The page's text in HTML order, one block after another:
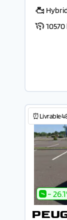
10570
⏰Livrable
-